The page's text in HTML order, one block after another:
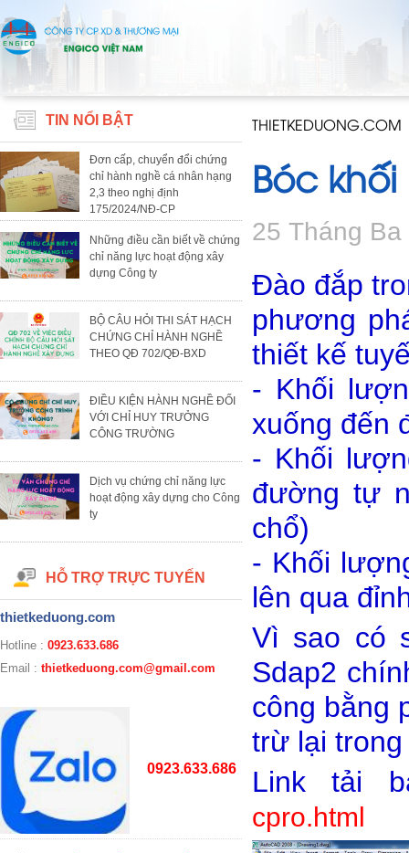
TIN NỔI BẬT
Đơn cấp, chuyển đổi chứng
chỉ hành nghề cá nhân hạng
2,3 theo nghị định
175/2024/NĐ-CP
Những điều cần biết về chứng
chỉ năng lực hoạt động xây
dựng Công ty
BỘ CÂU HỎI THI SÁT HẠCH
CHỨNG CHỈ HÀNH NGHỀ
THEO QĐ 702/QĐ-BXD
ĐIỀU KIỆN HÀNH NGHỀ ĐỐI
VỚI CHỈ HUY TRƯỞNG
CÔNG TRƯỜNG
Dịch vụ chứng chỉ năng lực
hoạt động xây dựng cho Công
ty
HỖ TRỢ TRỰC TUYẾN
thietkeduong.com
Hotline : 0923.633.686
Email : thietkeduong.com@gmail.com
0923.633.686
THIETKEDUONG.COM
Bóc
25 Tháng
Đào đắp
phương
thiết kế
- Khối
xuống đến
- Khối
đường tự
chổ)
- Khối
lên qua
Vì sao có
Sdap2
công bằng
trừ lại
Link tải
cpro.html